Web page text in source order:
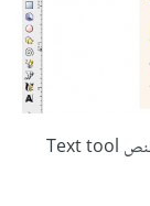
أضف العبارة المناسبة على الشريطة عن طريق أداة النص Text tool